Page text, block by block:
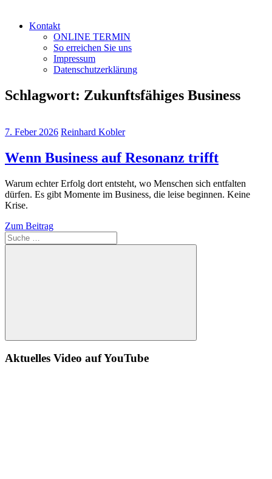
Kontakt
ONLINE TERMIN
So erreichen Sie uns
Impressum
Datenschutzerklärung
Schlagwort: Zukunftsfähiges Business
7. Feber 2026 Reinhard Kobler
Wenn Business auf Resonanz trifft
Warum echter Erfolg dort entsteht, wo Menschen sich entfalten
dürfen. Es gibt Momente im Business, die leise beginnen. Keine
Krise.
Zum Beitrag
Suche
Aktuelles Video auf YouTube